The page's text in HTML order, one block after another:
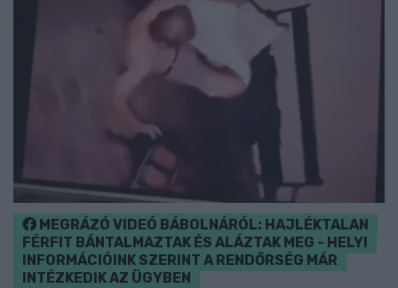
MEGRÁZÓ VIDEÓ BÁBOLNÁRÓL: HAJLÉKTALAN
FÉRFIT BÁNTALMAZTAK ÉS ALÁZTAK MEG - HELYI
INFORMÁCIÓINK SZERINT A RENDŐRSÉG MÁR
INTÉZKEDIK AZ ÜGYBEN